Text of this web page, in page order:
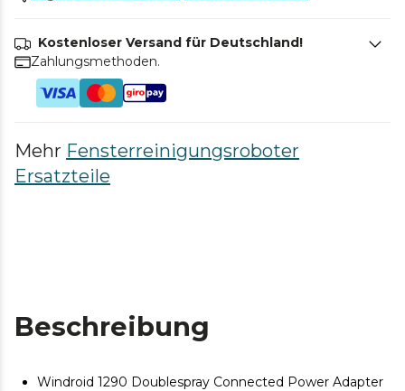
Kostenloser Versand für Deutschland!
Zahlungsmethoden.
Mehr Fensterreinigungsroboter
Ersatzteile
Beschreibung
Windroid 1290 Doublespray Connected Power Adapter